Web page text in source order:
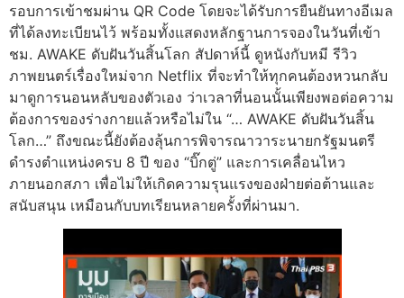
รอบการเข้าชมผ่าน QR Code โดยจะได้รับการยืนยันทางอีเมล
ที่ได้ลงทะเบียนไว้ พร้อมทั้งแสดงหลักฐานการจองในวันที่เข้า
ชม. AWAKE ดับฝันวันสิ้นโลก สัปดาห์นี้ ดูหนังกับหมี รีวิว
ภาพยนตร์เรื่องใหม่จาก Netflix ที่จะทำให้ทุกคนต้องหวนกลับ
มาดูการนอนหลับของตัวเอง ว่าเวลาที่นอนนั้นเพียงพอต่อความ
ต้องการของร่างกายแล้วหรือไม่ใน “… AWAKE ดับฝันวันสิ้น
โลก…” ถึงขณะนี้ยังต้องลุ้นการพิจารณาวาระนายกรัฐมนตรี
ดำรงตำแหน่งครบ 8 ปี ของ “บิ๊กตู่” และการเคลื่อนไหว
ภายนอกสภา เพื่อไม่ให้เกิดความรุนแรงของฝ่ายต่อต้านและ
สนับสนุน เหมือนกับบทเรียนหลายครั้งที่ผ่านมา.